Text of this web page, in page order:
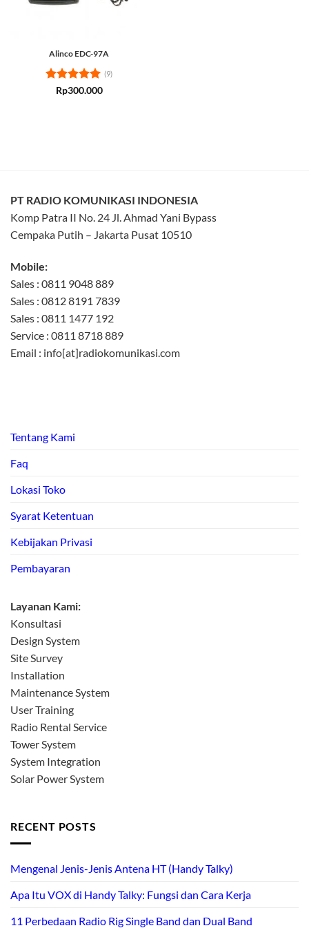
Alinco EDC-97A
Rated5
(9)
Rp300.000
PT RADIO KOMUNIKASI INDONESIA
Komp Patra II No. 24 Jl. Ahmad Yani Bypass
Cempaka Putih – Jakarta Pusat 10510
Mobile:
Sales : 0811 9048 889
Sales : 0812 8191 7839
Sales : 0811 1477 192
Service : 0811 8718 889
Email : info[at]radiokomunikasi.com
Tentang Kami
Faq
Lokasi Toko
Syarat Ketentuan
Kebijakan Privasi
Pembayaran
Layanan Kami:
Konsultasi
Design System
Site Survey
Installation
Maintenance System
User Training
Radio Rental Service
Tower System
System Integration
Solar Power System
RECENT POSTS
Mengenal Jenis-Jenis Antena HT (Handy Talky)
Apa Itu VOX di Handy Talky: Fungsi dan Cara Kerja
11 Perbedaan Radio Rig Single Band dan Dual Band